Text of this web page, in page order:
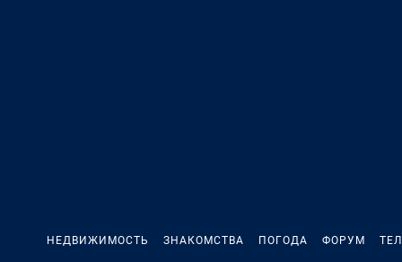
НЕДВИЖИМОСТЬ ЗНАКОМСТВА ПОГОДА ФОРУМ